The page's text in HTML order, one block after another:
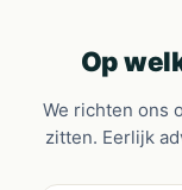
Op
We richten ons
zitten. Eerlijk